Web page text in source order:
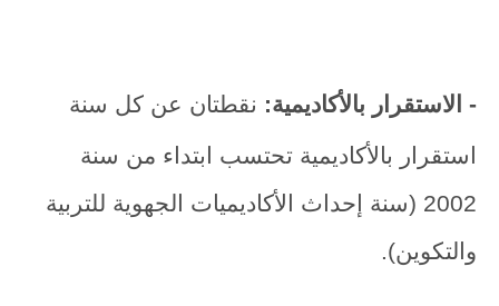
- الاستقرار بالأكاديمية: نقطتان عن كل سنة
استقرار بالأكاديمية تحتسب ابتداء من سنة
2002 (سنة إحداث الأكاديميات الجهوية للتربية
والتكوين).